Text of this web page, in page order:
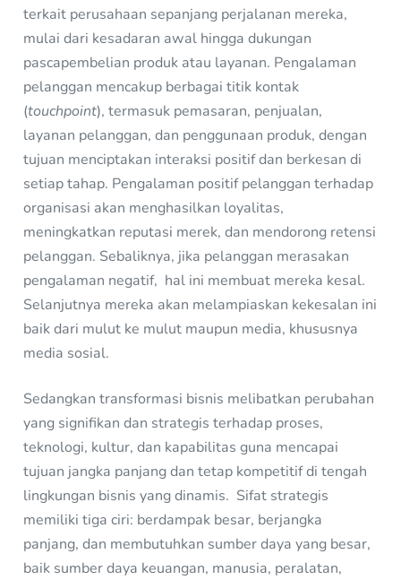
terkait perusahaan sepanjang perjalanan mereka,
mulai dari kesadaran awal hingga dukungan
pascapembelian produk atau layanan. Pengalaman
pelanggan mencakup berbagai titik kontak
(touchpoint), termasuk pemasaran, penjualan,
layanan pelanggan, dan penggunaan produk, dengan
tujuan menciptakan interaksi positif dan berkesan di
setiap tahap. Pengalaman positif pelanggan terhadap
organisasi akan menghasilkan loyalitas,
meningkatkan reputasi merek, dan mendorong retensi
pelanggan. Sebaliknya, jika pelanggan merasakan
pengalaman negatif, hal ini membuat mereka kesal.
Selanjutnya mereka akan melampiaskan kekesalan ini
baik dari mulut ke mulut maupun media, khususnya
media sosial.
Sedangkan transformasi bisnis melibatkan perubahan
yang signifikan dan strategis terhadap proses,
teknologi, kultur, dan kapabilitas guna mencapai
tujuan jangka panjang dan tetap kompetitif di tengah
lingkungan bisnis yang dinamis. Sifat strategis
memiliki tiga ciri: berdampak besar, berjangka
panjang, dan membutuhkan sumber daya yang besar,
baik sumber daya keuangan, manusia, peralatan,